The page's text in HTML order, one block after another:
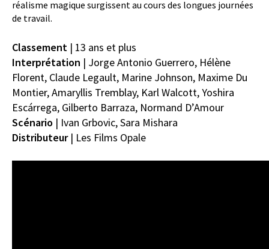
réalisme magique surgissent au cours des longues journées
de travail.
Classement | 13 ans et plus
Interprétation | Jorge Antonio Guerrero, Hélène
Florent, Claude Legault, Marine Johnson, Maxime Du
Montier,Amaryllis Tremblay, Karl Walcott,Yoshira
Escárrega, Gilberto Barraza, Normand D’Amour
Scénario | Ivan Grbovic,Sara Mishara
Distributeur| Les Films Opale